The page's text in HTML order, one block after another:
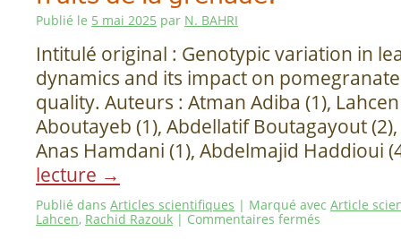
Publié le 5 mai 2025 par N. BAHRI
Intitulé original : Genotypic variation in
dynamics and its impact on
quality. Auteurs : Atman Adiba (1),
Aboutayeb (1), Abdellatif Boutagayout
Anas Hamdani (1), Abdelmajid Haddioui
lecture →
Publié dans Articles scientifiques | Marqué avec Article
Lahcen, Rachid Razouk | Commentaires fermés